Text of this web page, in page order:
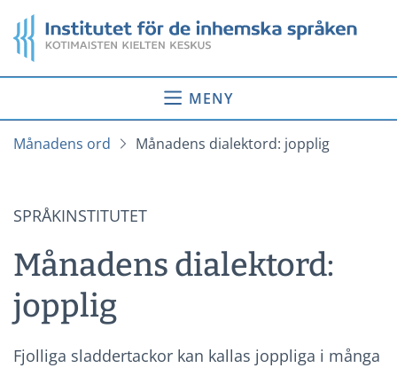
till
innehåll
Startsida
MENY
Månadens ord Månadens dialektord: jopplig
SPRÅKINSTITUTET
Månadens dialektord:
jopplig
Fjolliga sladdertackor kan kallas joppliga i många